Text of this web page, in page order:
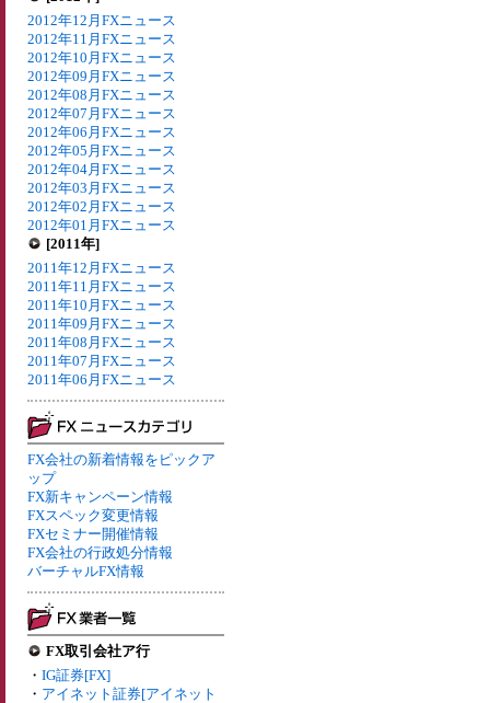
2012年12月FXニュース
2012年11月FXニュース
2012年10月FXニュース
2012年09月FXニュース
2012年08月FXニュース
2012年07月FXニュース
2012年06月FXニュース
2012年05月FXニュース
2012年04月FXニュース
2012年03月FXニュース
2012年02月FXニュース
2012年01月FXニュース
[2011年]
2011年12月FXニュース
2011年11月FXニュース
2011年10月FXニュース
2011年09月FXニュース
2011年08月FXニュース
2011年07月FXニュース
2011年06月FXニュース
FX会社の新着情報をピックア
ップ
FX新キャンペーン情報
FXスペック変更情報
FXセミナー開催情報
FX会社の行政処分情報
バーチャルFX情報
FX取引会社ア行
・ IG証券[FX]
・ アイネット証券[アイネット